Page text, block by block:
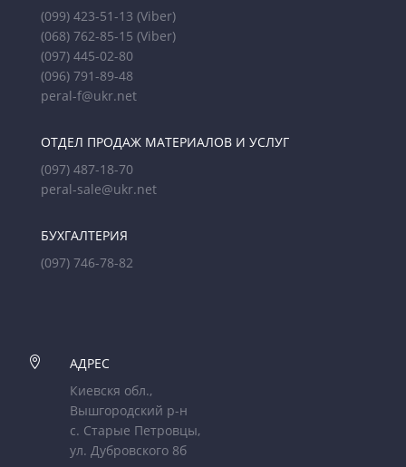
(099) 423-51-13 (Viber)
(068) 762-85-15 (Viber)
(097) 445-02-80
(096) 791-89-48
peral-f@ukr.net
ОТДЕЛ ПРОДАЖ МАТЕРИАЛОВ И УСЛУГ
(097) 487-18-70
peral-sale@ukr.net
БУХГАЛТЕРИЯ
(097) 746-78-82

АДРЕС
Киевскя обл.,
Вышгородский р-н
с. Старые Петровцы,
ул. Дубровского 8б